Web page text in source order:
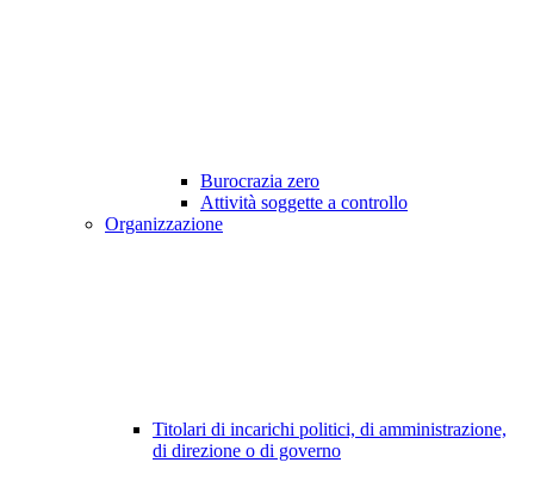
Burocrazia zero
Attività soggette a controllo
Organizzazione
Titolari di incarichi politici, di amministrazione,
di direzione o di governo